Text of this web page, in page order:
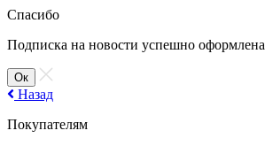
Спасибо
Подписка на новости успешно оформлена
Ок
Назад
Покупателям